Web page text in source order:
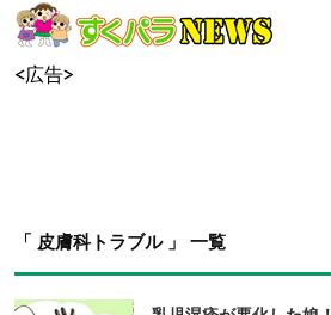
<広告>
「 皮膚科トラブル 」 一覧